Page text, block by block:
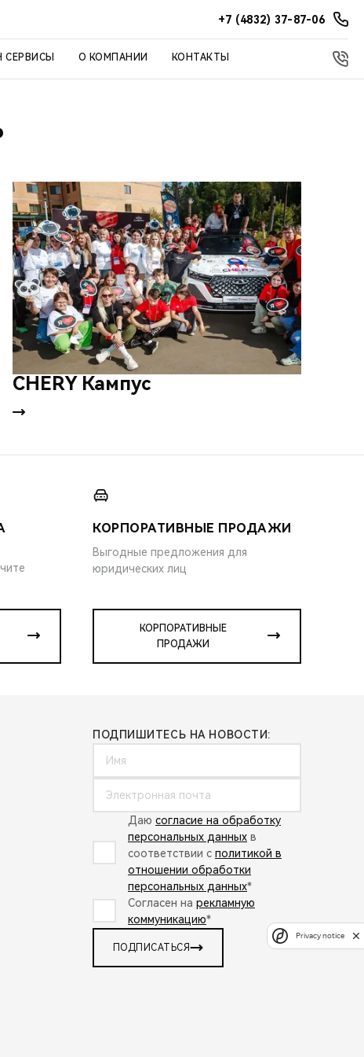
+7 (4832) 37-87-06
СЕРВИСЫ О КОМПАНИИ КОНТАКТЫ
CHERY Кампус
КОРПОРАТИВНЫЕ ПРОДАЖИ
Выгодные предложения для
юридических лиц
КОРПОРАТИВНЫЕ
ПРОДАЖИ
ПОДПИШИТЕСЬ НА НОВОСТИ:
Даю согласие на обработку
персональных данных в
соответствии с политикой в
отношении обработки
персональных данных*
Согласен на рекламную
коммуникацию*
ПОДПИСАТЬСЯ
Privacy notice